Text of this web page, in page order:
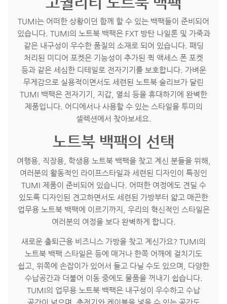
TUMI는 어떠한 상황이던 함께 할 수 있는 백팩들이 준비되어
있습니다. TUMI의 노트북 백팩은 FXT 방탄 나일론 및 가죽과
같은 내구성이 우수한 품질의 소재로 되어 있습니다. 패딩
처리된 미디어 포켓은 기능성이 추가된 퀵 액세스 폰 포켓
등과 같은 세심한 디테일로 전자기기를 보호합니다. 가벼운
무게감으로 실용적이면서도 세련된 노트북 슬리브가 달린
TUMI 백팩은 전자기기, 지갑, 열쇠 등을 휴대하기에 완벽한
제품입니다. 어디에서나 사용할 수 있는 스타일을 투미의
셀렉션에서 찾아보세요.
노트북 백팩의 선택
여행용, 직장용, 학생용 노트북 백팩을 찾고 계신 분들을 위해,
여러분의 활동적인 라이프스타일과 세련된 디자인이 특징인
TUMI 제품이 준비되어 있습니다. 어떠한 여정에도 견딜 수
있도록 디자인된 견고하면서도 세련된 가방부터 얇고 매끈한
업무용 노트북 백팩에 이르기까지, 우리의 혁신적인 스타일은
여러분의 여정을 보다 완벽하게 합니다.
새로운 출퇴근용 비즈니스 가방을 찾고 계신가요? TUMI의
노트북 백팩 스타일은 등에 매거나 한쪽 어깨에 걸치기도
쉽고, 위쪽에 손잡이가 있어서 들고 다닐 수도 있으며, 다양한
수납공간과 더불어 이동 중에도 물품을 꺼내기 쉽습니다.
TUMI의 업무용 노트북 백팩은 내구성이 우수하고 수납
공간이 넓으며, 충전기와 케이블을 넣을 수 있는 공간도